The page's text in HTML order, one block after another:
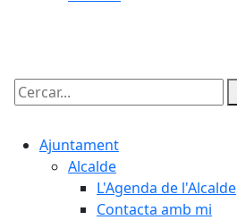
Cercar:
Ajuntament
Alcalde
L'Agenda de l'Alcalde
Contacta amb mi